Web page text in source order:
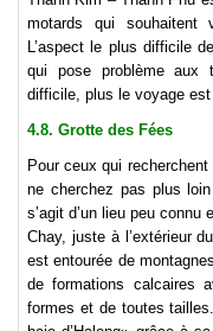
motards qui souhaitent
L’aspect le plus difficile
qui pose problème aux
difficile, plus le voyage
4.8. Grotte des Fées
Pour ceux qui
ne cherchez pas plus
s’agit d’un lieu peu
Chay, juste à l’extérieur
est entourée de
de formations calcaires
formes et de toutes